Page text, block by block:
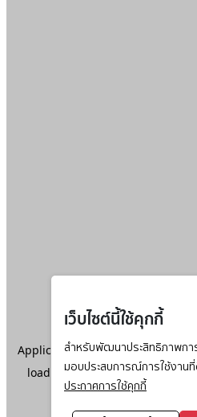
เว็บไซต์นี้ใช้คุกกี้
สำหรับพัฒนาประสิทธิภาพกา
มอบประสบการณ์การใช้งาน
ประกาศการใช้คุกกี้
Application error: aclient-side
loadingwww.ktc.co.th(see the